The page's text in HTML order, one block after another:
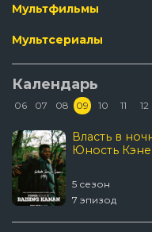
Мультфильмы
Мультсериалы
Календарь
06 07 08 09 10 11 12
Власть в
Юность
5 сезон
7 эпизод